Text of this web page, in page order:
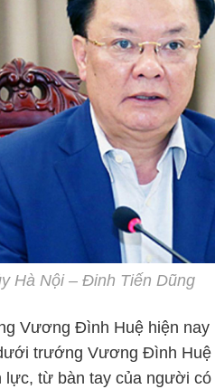
Hà Nội – Đinh Tiến Dũng
Vương Đình Huệ hiện nay
trướng Vương Đình Huệ
lực, từ bàn tay của người